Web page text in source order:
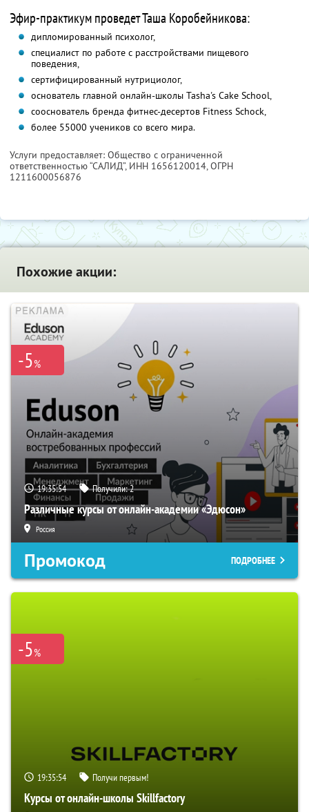
Эфир-практикум проведет Таша Коробейникова:
дипломированный психолог,
специалист по работе с расстройствами пищевого
поведения,
сертифицированный нутрициолог,
основатель главной онлайн-школы Tasha's Cake School,
сооснователь бренда фитнес-десертов Fitness Schock,
более 55000 учеников со всего мира.
Услуги предоставляет: Общество с ограниченной
ответственностью “САЛИД”, ИНН 1656120014, ОГРН
1211600056876
Похожие акции:
-5%
19:35:54 Получили:2
Различные курсы от онлайн-академии «Эдюсон»
Россия
Промокод ПОДРОБНЕЕ
-5%
19:35:54 Получи первым!
Курсы от онлайн-школы Skillfactory